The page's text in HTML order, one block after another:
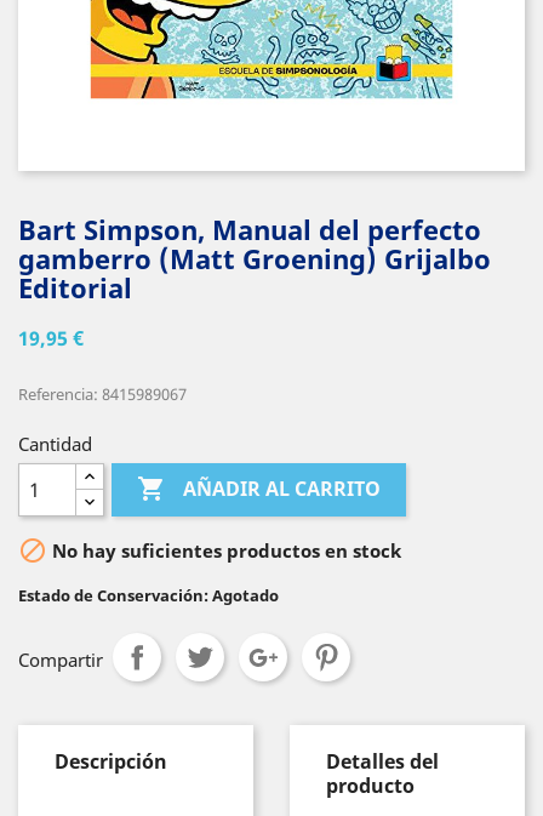
Bart Simpson, Manual del perfecto
gamberro (Matt Groening) Grijalbo
Editorial
19,95 €
Referencia: 8415989067
Cantidad
 AÑADIR AL CARRITO
 No hay suficientes productos en stock
Estado de Conservación: Agotado
Compartir
Descripción
Detalles del
producto